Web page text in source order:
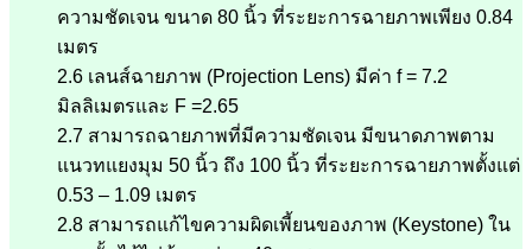
ความชัดเจน ขนาด 80 นิ้ว ที่ระยะการฉายภาพเพียง 0.84
เมตร
2.6 เลนส์ฉายภาพ (Projection Lens) มีค่า f = 7.2
มิลลิเมตรและ F =2.65
2.7 สามารถฉายภาพที่มีความชัดเจน มีขนาดภาพตาม
แนวทแยงมุม 50 นิ้ว ถึง 100 นิ้ว ที่ระยะการฉายภาพตั้งแต่
0.53 – 1.09 เมตร
2.8 สามารถแก้ไขความผิดเพี้ยนของภาพ (Keystone) ใน